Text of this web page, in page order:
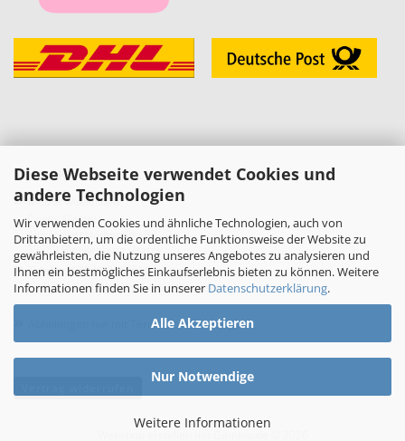
Diese Webseite verwendet Cookies und
andere Technologien
Wir verwenden Cookies und ähnliche Technologien, auch von
Drittanbietern, um die ordentliche Funktionsweise der Website zu
gewährleisten, die Nutzung unseres Angebotes zu analysieren und
Ihnen ein bestmögliches Einkaufserlebnis bieten zu können. Weitere
Informationen finden Sie in unserer Datenschutzerklärung.
Alle Akzeptieren
Nur Notwendige
Weitere Informationen
KONTAKT
» Melzer Modellbau
Daniel Melzer
Alte Halberstädter Straße 22
38889 Blankenburg (Harz)
» Telefon: 03944-3665950
E-Mail:shop[at]melzer-modellbau.de
Abholungen nur mit Terminvereinbarung!